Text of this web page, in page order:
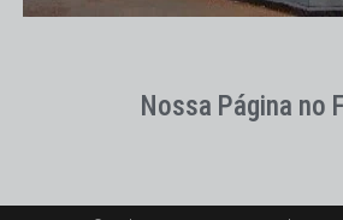
Nossa Página no